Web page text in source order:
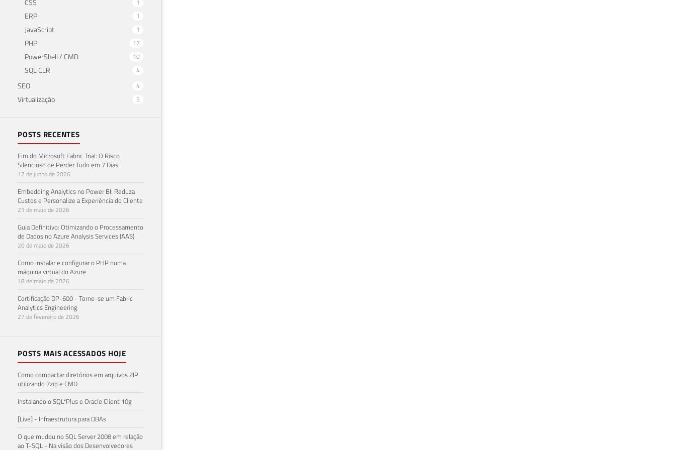
1
ERP 1
JavaScript 1
PHP 17
PowerShell / CMD 10
SQL CLR 4
SEO 4
Virtualização 5
POSTS RECENTES
Fim do Microsoft Fabric Trial: O Risco
Silencioso de Perder Tudo em 7 Dias
17 de junho de 2026
Embedding Analytics no Power BI: Reduza
Custos e Personalize a Experiência do Cliente
21 de maio de 2026
Guia Definitivo: Otimizando o Processamento
de Dados no Azure Analysis Services (AAS)
20 de maio de 2026
Como instalar e configurar o PHP numa
máquina virtual do Azure
18 de maio de 2026
Certificação DP-600 - Torne-se um Fabric
Analytics Engineering
27 de fevereiro de 2026
POSTS MAIS ACESSADOS HOJE
Como compactar diretórios em arquivos ZIP
utilizando 7zip e CMD
Instalando o SQL*Plus e Oracle Client 10g
[Live] - Infraestrutura para DBAs
O que mudou no SQL Server 2008 em relação
ao T-SQL - Na visão dos Desenvolvedores